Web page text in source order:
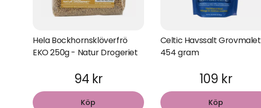
Hela Bockhornsklöverfrö
EKO 250g - Natur Drogeriet
94 kr
Köp
Celtic Havssalt Grovmalet
454 gram
109 kr
Köp